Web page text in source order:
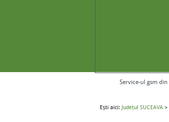
Ești aici: Județul SUCEAVA >